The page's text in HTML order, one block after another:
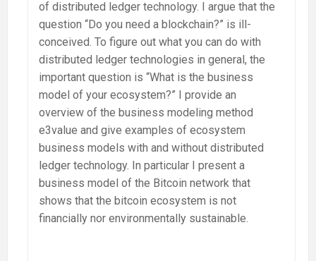
of distributed ledger technology. I argue that the
question “Do you need a blockchain?” is ill-
conceived. To figure out what you can do with
distributed ledger technologies in general, the
important question is “What is the business
model of your ecosystem?” I provide an
overview of the business modeling method
e3value and give examples of ecosystem
business models with and without distributed
ledger technology. In particular I present a
business model of the Bitcoin network that
shows that the bitcoin ecosystem is not
financially nor environmentally sustainable.